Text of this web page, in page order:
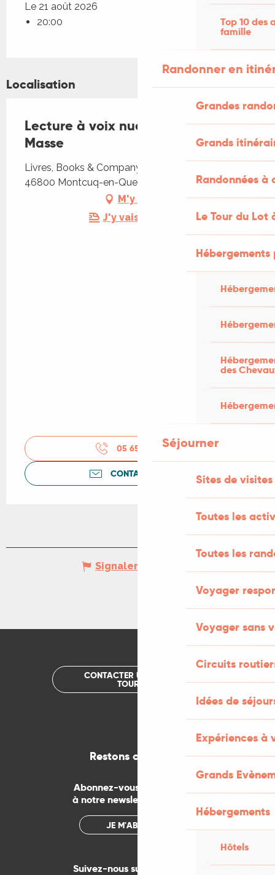
Top 10 des
famille
Randonner en
Grandes
Grands
Randonnées
Le Tour du Lot
des
Séjourner
Sites de visites
Toutes les
Toutes les
Voyager
Voyager sans
Circuits
Idées de
Expériences à
Grands
Hébergements
Hôtels
Le 21 août 2026
20:00
Localisation
Lecture à voix nue avec Elizabeth
Masse
Livres, Books & Company, 11 Rue de Montmartre,
46800 Montcuq-en-Quercy-Blanc
M'y rendre
J'y vais en train !
05 65 24 35▒▒
CONTACTEZ-NOUS
Signaler une erreur
CONTACTER UN OFFICE DE
TOURISME
Restons connectés
Abonnez-vous gratuitement
à notre newsletter mensuelle
JE M'ABONNE
Suivez-nous sur les réseaux !